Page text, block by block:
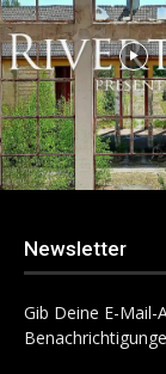
Newsletter
Gib Deine E-Mail-